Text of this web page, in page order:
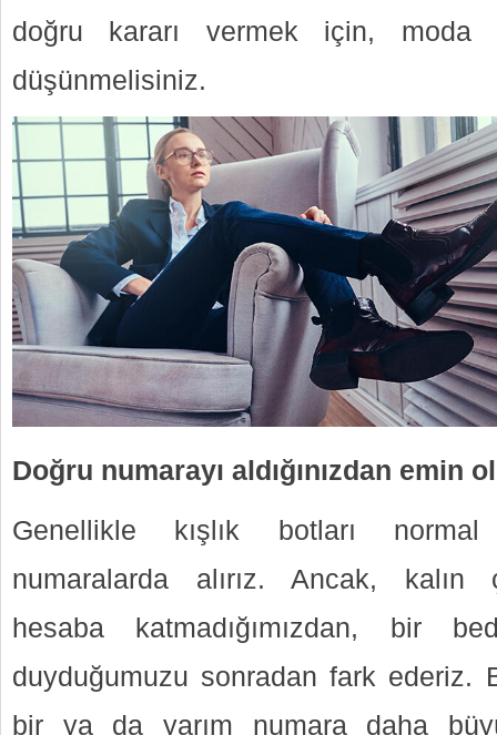
doğru kararı vermek için, moda
düşünmelisiniz.
Doğru numarayı aldığınızdan emin
Genellikle kışlık botları normal
numaralarda alırız. Ancak, kalın
hesaba katmadığımızdan, bir
duyduğumuzu sonradan fark ederiz.
bir ya da yarım numara daha